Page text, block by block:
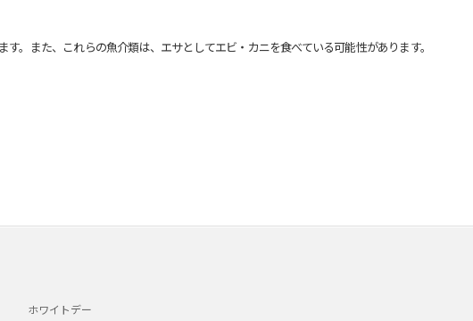
。また、これらの魚介類は、エサとしてエビ・カニを食べている可能性があります。
ホワイトデー